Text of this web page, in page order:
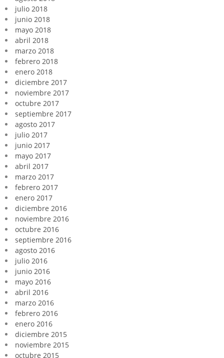
julio 2018
junio 2018
mayo 2018
abril 2018
marzo 2018
febrero 2018
enero 2018
diciembre 2017
noviembre 2017
octubre 2017
septiembre 2017
agosto 2017
julio 2017
junio 2017
mayo 2017
abril 2017
marzo 2017
febrero 2017
enero 2017
diciembre 2016
noviembre 2016
octubre 2016
septiembre 2016
agosto 2016
julio 2016
junio 2016
mayo 2016
abril 2016
marzo 2016
febrero 2016
enero 2016
diciembre 2015
noviembre 2015
octubre 2015